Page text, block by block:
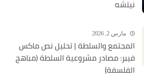
نيتشه
مارس 2, 2026
المجتمع والسلطة | تحليل نص ماكس
فيبر: مصادر مشروعية السلطة (مباهج
الفلسفة)